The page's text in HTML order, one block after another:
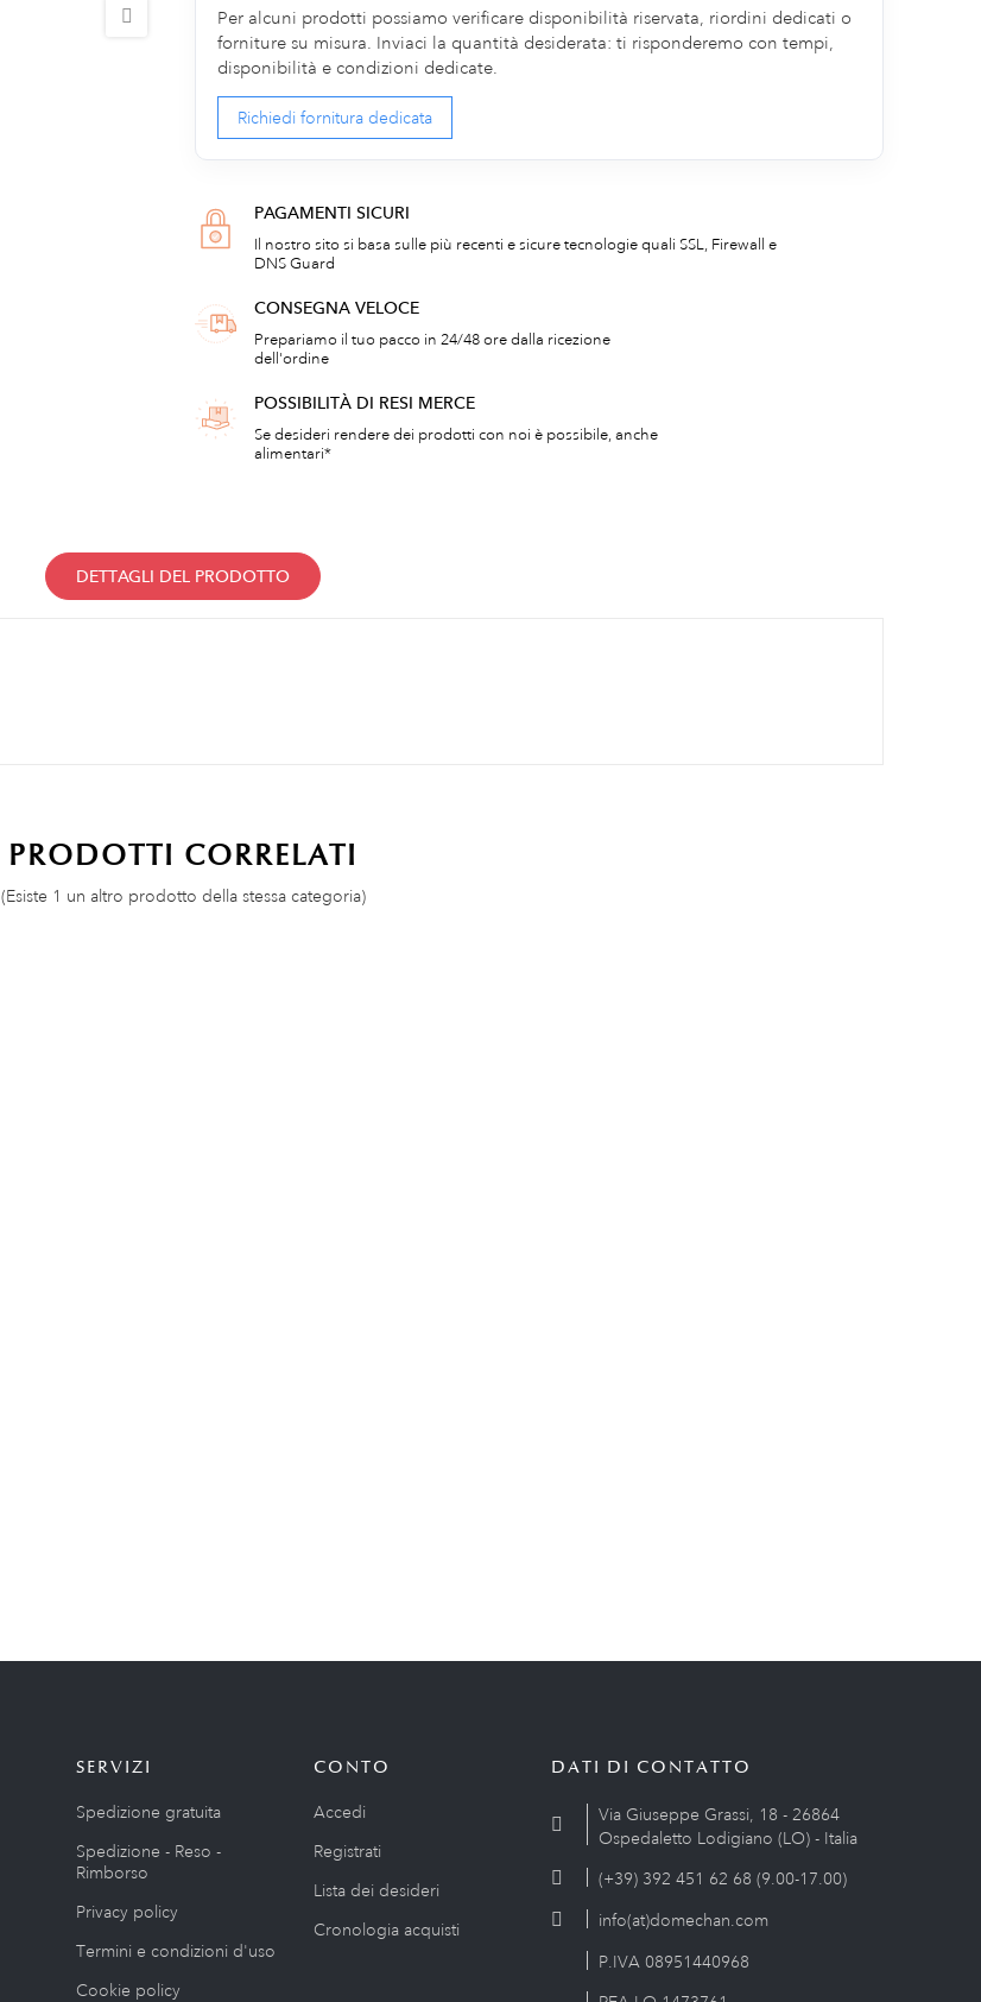
Per alcuni prodotti possiamo verificare disponibilità riservata, riordini dedicati o
forniture su misura. Inviaci la quantità desiderata: ti risponderemo con tempi,
disponibilità e condizioni dedicate.
Richiedi fornitura dedicata
PAGAMENTI SICURI
Il nostro sito si basa sulle più recenti e sicure tecnologie quali SSL, Firewall e
DNS Guard
CONSEGNA VELOCE
Prepariamo il tuo pacco in 24/48 ore dalla ricezione
dell'ordine
POSSIBILITÀ DI RESI MERCE
Se desideri rendere dei prodotti con noi è possibile, anche
alimentari*
DETTAGLI DEL PRODOTTO
PRODOTTI CORRELATI
(Esiste 1 un altro prodotto della stessa categoria)
SERVIZI
Spedizione gratuita
Spedizione - Reso -
Rimborso
Privacy policy
Termini e condizioni d'uso
Cookie policy
CONTO
Accedi
Registrati
Lista dei desideri
Cronologia acquisti
DATI DI CONTATTO
Via Giuseppe Grassi, 18 - 26864
Ospedaletto Lodigiano (LO) - Italia
(+39) 392 451 62 68 (9.00-17.00)
info(at)domechan.com
P.IVA 08951440968